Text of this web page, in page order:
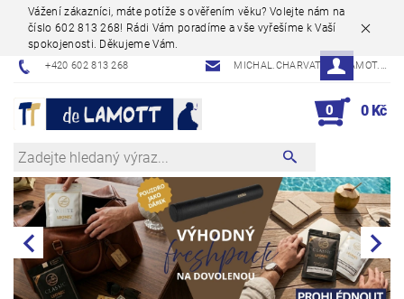
Vážení zákazníci, máte potíže s ověřením věku? Volejte nám na
číslo 602 813 268! Rádi Vám poradíme a vše vyřešíme k Vaší
spokojenosti. Děkujeme Vám.
+420 602 813 268 MICHAL.CHARVAT@DELAMOT.CZ
0 0 Kč